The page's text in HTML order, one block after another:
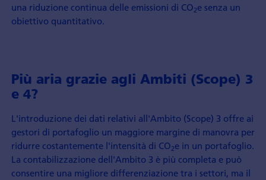
una riduzione continua delle emissioni di CO2e senza un
obiettivo quantitativo.
Più aria grazie agli Ambiti (Scope) 3
e 4?
L'introduzione dei dati relativi all'Ambito (Scope) 3 offre ai
gestori di portafoglio un maggiore margine di manovra per
ridurre costantemente l'intensità di CO2e in un portafoglio.
La contabilizzazione dell'Ambito 3 è più completa e può
consentire una migliore differenziazione tra i settori, ma il